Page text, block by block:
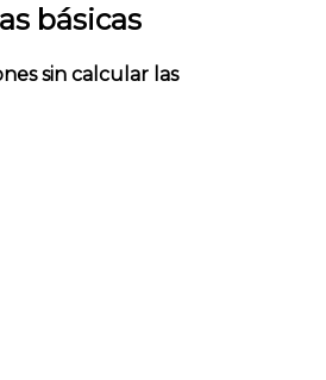
básicas
sin calcular las